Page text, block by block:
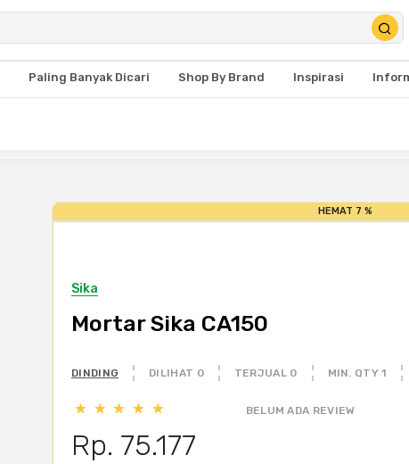
Paling Banyak Dicari Shop By Brand Inspirasi
HEMAT 7 %
Sika
Mortar Sika CA150
DINDING DILIHAT 0 TERJUAL 0 MIN. QTY 1
BELUM ADA REVIEW
Rp. 75.177